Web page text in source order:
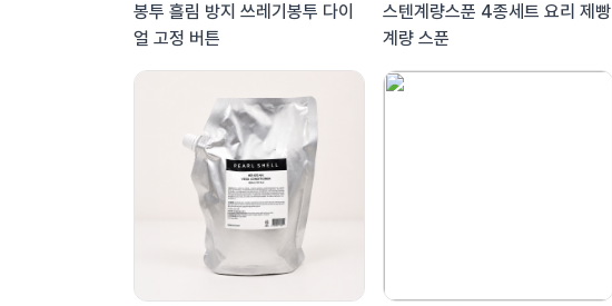
봉투 흘림 방지 쓰레기봉투 다이
얼 고정 버튼
스텐계량스푼 4종세트 요리 제빵
계량 스푼